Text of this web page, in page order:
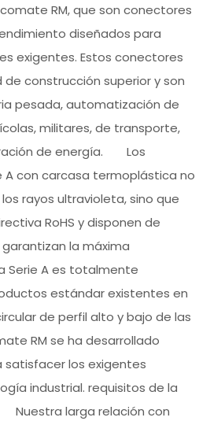
RM, que son conectores
diseñados para
exigentes. Estos conectores
construcción superior y son
pesada, automatización de
militares, de transporte,
de energía. Los
A con carcasa termoplástica no
rayos ultravioleta, sino que
RoHS y disponen de
la máxima
Serie A es totalmente
estándar existentes en
de perfil alto y bajo de las
RM se ha desarrollado
los exigentes
industrial. requisitos de la
larga relación con